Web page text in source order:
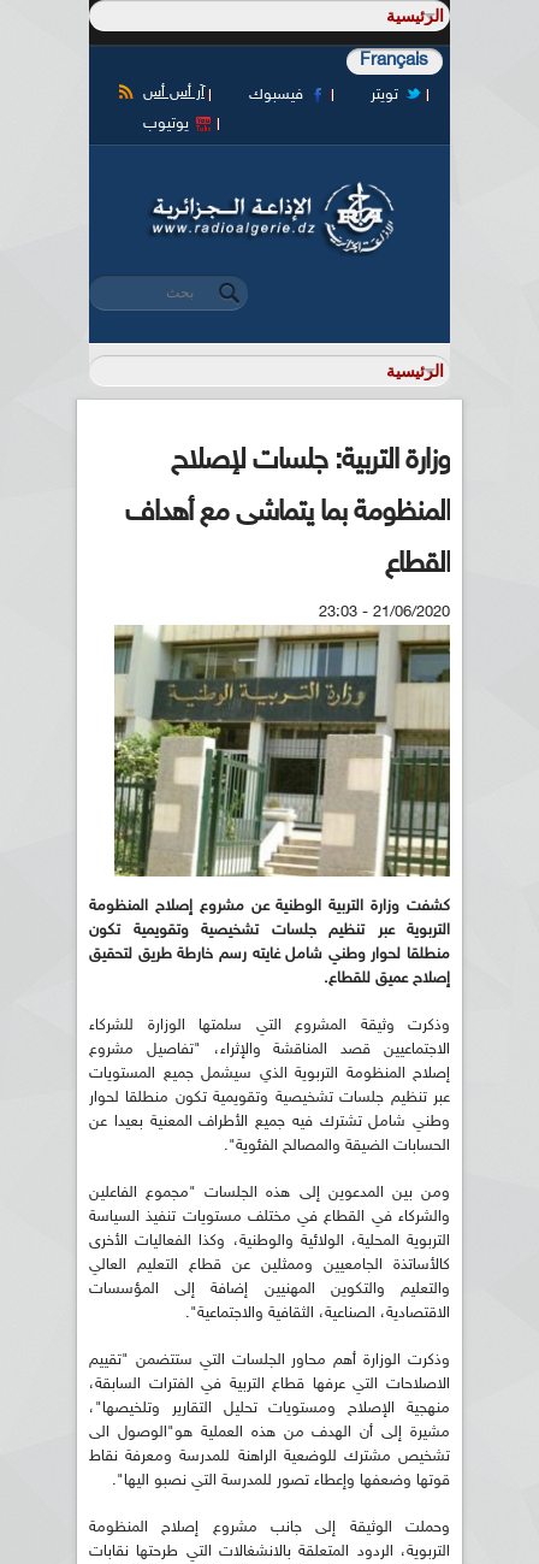
Français
آر أس أس فيسبوك
تويتر
يوتيوب
استمارة البحث
‏بحث ‏
وزارة التربية: جلسات لإصلاح
المنظومة بما يتماشى مع أهداف
القطاع
21/06/2020 - 23:03
كشفت وزارة التربية الوطنية عن مشروع إصلاح المنظومة
التربوية عبر تنظيم جلسات تشخيصية وتقويمية تكون
منطلقا لحوار وطني شامل غايته رسم خارطة طريق لتحقيق
إصلاح عميق للقطاع.
وذكرت وثيقة المشروع التي سلمتها الوزارة للشركاء
الاجتماعيين قصد المناقشة والإثراء، "تفاصيل مشروع
إصلاح المنظومة التربوية الذي سيشمل جميع المستويات
عبر تنظيم جلسات تشخيصية وتقويمية تكون منطلقا لحوار
وطني شامل تشترك فيه جميع الأطراف المعنية بعيدا عن
الحسابات الضيقة والمصالح الفئوية".
ومن بين المدعوين إلى هذه الجلسات "مجموع الفاعلين
والشركاء في القطاع في مختلف مستويات تنفيذ السياسة
التربوية المحلية، الولائية والوطنية، وكذا الفعاليات الأخرى
كالأساتذة الجامعيين وممثلين عن قطاع التعليم العالي
والتعليم والتكوين المهنيين إضافة إلى المؤسسات
الاقتصادية، الصناعية، الثقافية والاجتماعية".
وذكرت الوزارة أهم محاور الجلسات التي ستتضمن "تقييم
الاصلاحات التي عرفها قطاع التربية في الفترات السابقة،
منهجية الإصلاح ومستويات تحليل التقارير وتلخيصها"،
مشيرة إلى أن الهدف من هذه العملية هو"الوصول الى
تشخيص مشترك للوضعية الراهنة للمدرسة ومعرفة نقاط
قوتها وضعفها وإعطاء تصور للمدرسة التي نصبو اليها".
وحملت الوثيقة إلى جانب مشروع إصلاح المنظومة
التربوية، الردود المتعلقة بالانشغالات التي طرحتها نقابات